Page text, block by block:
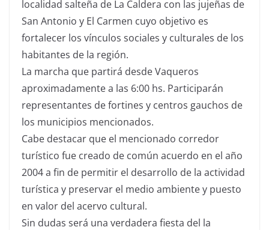
localidad salteña de La Caldera con las jujeñas de
San Antonio y El Carmen cuyo objetivo es
fortalecer los vínculos sociales y culturales de los
habitantes de la región.
La marcha que partirá desde Vaqueros
aproximadamente a las 6:00 hs. Participarán
representantes de fortines y centros gauchos de
los municipios mencionados.
Cabe destacar que el mencionado corredor
turístico fue creado de común acuerdo en el año
2004 a fin de permitir el desarrollo de la actividad
turística y preservar el medio ambiente y puesto
en valor del acervo cultural.
Sin dudas será una verdadera fiesta del la